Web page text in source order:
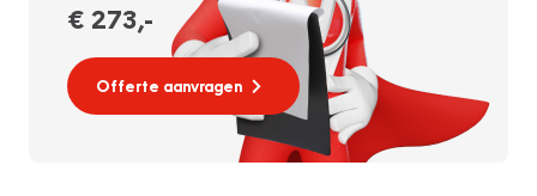
€ 273,-
Offerte aanvragen